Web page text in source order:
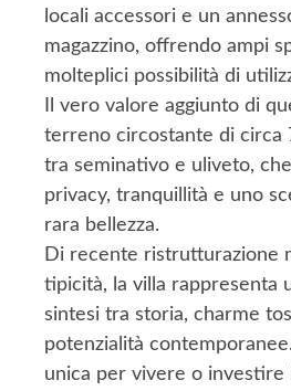
locali accessori e un
magazzino, offrendo ampi
molteplici possibilità di
Il vero valore aggiunto di
terreno circostante di circa
tra seminativo e uliveto,
privacy, tranquillità e uno
rara bellezza.
Di recente ristrutturazione
tipicità, la villa rappresenta
sintesi tra storia, charme
potenzialità
unica per vivere o investire